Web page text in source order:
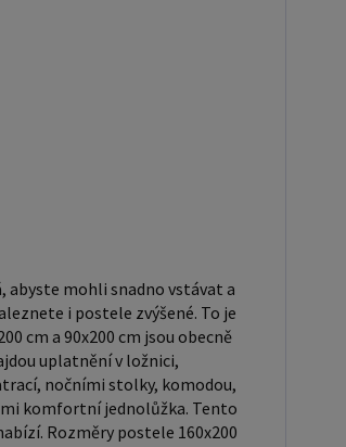
Výrobky z masivu borovice jsou
trvanlivost. Typ postele:
který se skládá ze tří
a matrace. Rám postele může
včetně dřeva, kovu nebo
abyste mohli snadno vstávat a
i postele zvýšené. To je
cm a 90x200 cm jsou obecně
uplatnění v ložnici,
nočními stolky, komodou,
komfortní jednolůžka. Tento
Rozměry postele 160x200